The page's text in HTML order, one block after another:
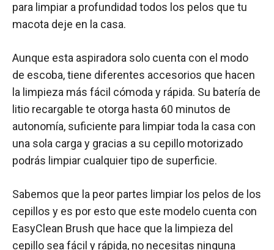
para limpiar a profundidad todos los pelos que tu
macota deje en la casa.
Aunque esta aspiradora solo cuenta con el modo
de escoba, tiene diferentes accesorios que hacen
la limpieza más fácil cómoda y rápida. Su batería de
litio recargable te otorga hasta 60 minutos de
autonomía, suficiente para limpiar toda la casa con
una sola carga y gracias a su cepillo motorizado
podrás limpiar cualquier tipo de superficie.
Sabemos que la peor partes limpiar los pelos de los
cepillos y es por esto que este modelo cuenta con
EasyClean Brush que hace que la limpieza del
cepillo sea fácil y rápida, no necesitas ninguna